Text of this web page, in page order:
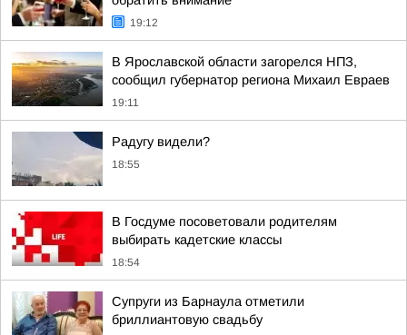
19:12
В Ярославской области загорелся НПЗ,
сообщил губернатор региона Михаил Евраев
19:11
Радугу видели?
18:55
В Госдуме посоветовали родителям
выбирать кадетские классы
18:54
Супруги из Барнаула отметили
бриллиантовую свадьбу